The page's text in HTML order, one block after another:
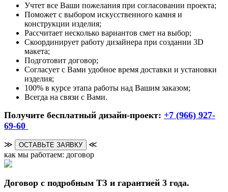
Учтет все Ваши пожелания при согласовании проекта;
Поможет с выбором искусственного камня и
конструкции изделия;
Рассчитает несколько вариантов смет на выбор;
Скоординирует работу дизайнера при создании 3D
макета;
Подготовит договор;
Согласует с Вами удобное время доставки и установки
изделия;
100% в курсе этапа работы над Вашим заказом;
Всегда на связи с Вами.
Получите бесплатный дизайн-проект: +7 (966) 927-
69-60
≫ ОСТАВЬТЕ ЗАЯВКУ
≪
как мы работаем: договор
Договор с подробным ТЗ и гарантией 3 года.